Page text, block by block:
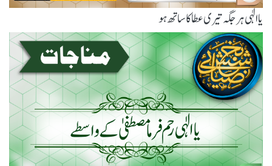
یاالٰہی ہر جگہ تیری عطا کا ساتھ ہو